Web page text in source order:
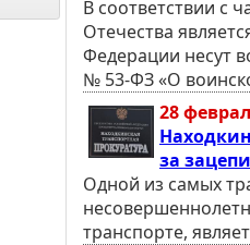
В соответствии с
Отечества
Федерации несут
№ 53-ФЗ «О
28
за
Одной из самых
транспорте,